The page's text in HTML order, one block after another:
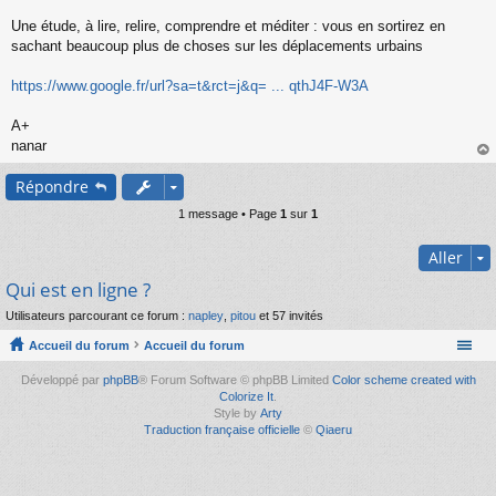
s
g
n
n
u
Une étude, à lire, relire, comprendre et méditer : vous en sortirez en
sachant beaucoup plus de choses sur les déplacements urbains
https://www.google.fr/url?sa=t&rct=j&q= ... qthJ4F-W3A
A+
nanar
au
Répondre
1 message • Page 1 sur 1
Aller
Qui est en ligne ?
Utilisateurs parcourant ce forum : napley pitou et 57 invités
Accueil du forum Accueil du forum
Développé par phpBB® Forum Software © phpBB Limited Color scheme created with
Colorize It
Style by Arty
Traduction française officielle © Qiaeru